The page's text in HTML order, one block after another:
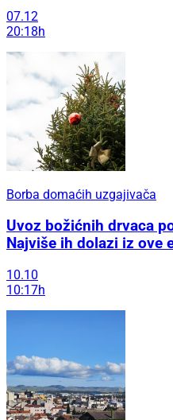
07.12
20:18h
Borba domaćih uzgajivača
Uvoz božićnih drvaca
Najviše ih dolazi iz ove
10.10
10:17h